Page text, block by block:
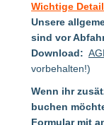
Wichtige
Unsere
sind vor
Download:
vorbehalten!)
Wenn ihr
buchen
Formular mit